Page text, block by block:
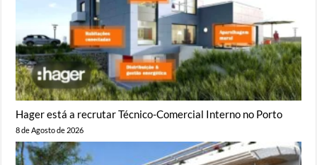
Hager está a recrutar Técnico-Comercial Interno no Porto
8 de Agosto de 2026